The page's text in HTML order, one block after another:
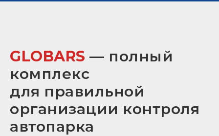
GLOBARS — полный
комплекс
для правильной
организации контроля
автопарка